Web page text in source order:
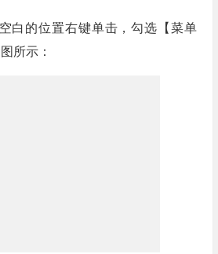
白的位置右键单击，勾选【菜单
所示：